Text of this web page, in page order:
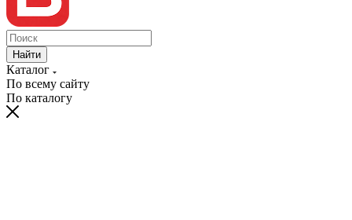
Найти
Каталог
По всему сайту
По каталогу